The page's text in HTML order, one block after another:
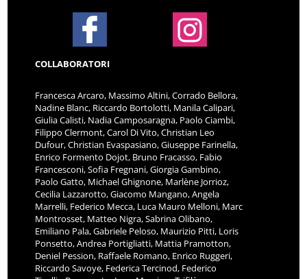
COLLABORATORI
Francesca Arcaro, Massimo Altini, Corrado Bellora,
Nadine Blanc, Riccardo Bortolotti, Manila Calipari,
Giulia Calisti, Nadia Camposaragna, Paolo Ciambi,
Filippo Clermont, Carol Di Vito, Christian Leo
Dufour, Christian Evaspasiano, Giuseppe Farinella,
Enrico Formento Dojot, Bruno Fracasso, Fabio
Francesconi, Sofia Fregnani, Giorgia Gambino,
Paolo Gatto, Michael Ghignone, Marlène Jorrioz,
Cecilia Lazzarotto, Giacomo Mangano, Angela
Marrelli, Federico Mecca, Luca Mauro Melloni, Marc
Montrosset, Matteo Nigra, Sabrina Olibano,
Emiliano Pala, Gabriele Peloso, Maurizio Pitti, Loris
Ponsetto, Andrea Portigliatti, Mattia Pramotton,
Deniel Pession, Raffaele Romano, Enrico Ruggeri,
Riccardo Savoye, Federica Tercinod, Federico